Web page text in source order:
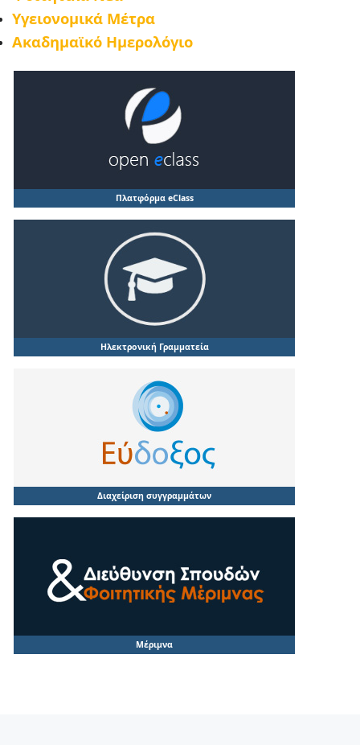
Υγειονομικά Μέτρα
Ακαδημαϊκό Ημερολόγιο
Πλατφόρμα eClass
Ηλεκτρονική Γραμματεία
Διαχείριση συγγραμμάτων
Μέριμνα